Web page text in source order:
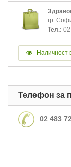
гр.
Тел.:
Наличност
Телефон за
02 483